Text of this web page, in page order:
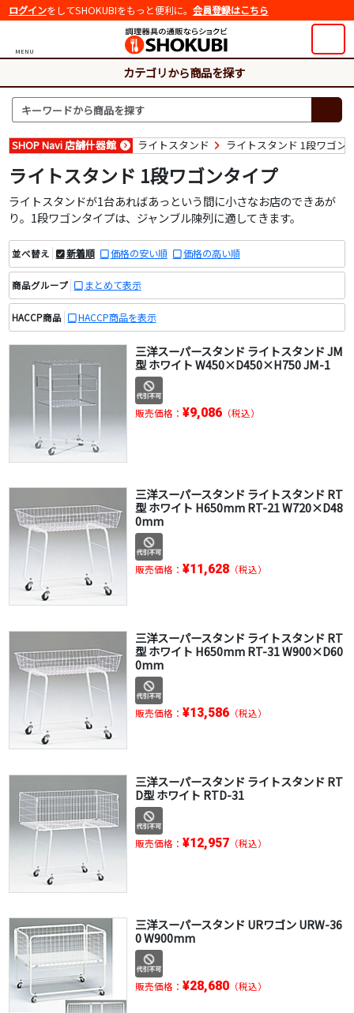
ログインをしてSHOKUBIをもっと便利に。 会員登録はこちら
MENU
カテゴリから商品を探す
SHOP Navi 店舗什器館 ライトスタンド ライトスタンド 1段ワゴン
ライトスタンド 1段ワゴンタイプ
ライトスタンドが1台あればあっという間に小さなお店のできあが
り。1段ワゴンタイプは、ジャンブル陳列に適してきます。
並べ替え 新着順 価格の安い順 価格の高い順
商品グループ まとめて表示
HACCP商品 HACCP商品を表示
三洋スーパースタンド ライトスタンド JM
型 ホワイト W450×D450×H750 JM-1
販売価格： ¥9,086（税込）
三洋スーパースタンド ライトスタンド RT
型 ホワイト H650mm RT-21 W720×D48
0mm
販売価格： ¥11,628（税込）
三洋スーパースタンド ライトスタンド RT
型 ホワイト H650mm RT-31 W900×D60
0mm
販売価格： ¥13,586（税込）
三洋スーパースタンド ライトスタンド RT
D型 ホワイト RTD-31
販売価格： ¥12,957（税込）
三洋スーパースタンド URワゴン URW-36
0 W900mm
販売価格： ¥28,680（税込）